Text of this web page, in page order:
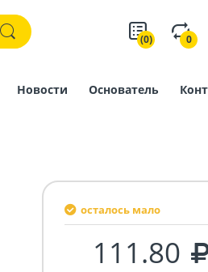
(0) 0
Новости Основатель
осталось мало
111.80